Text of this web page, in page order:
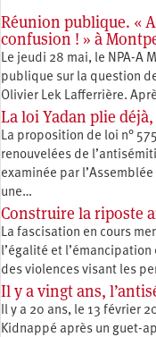
Réunion publique. «
confusion ! » à
Le jeudi 28 mai, le NPA-A
publique sur la question
Olivier Lek Lafferrière.
La loi Yadan plie
La proposition de loi n°
renouvelées de
examinée par
une…
Construire la riposte
La fascisation en cours
l’égalité et
des violences visant les
Il y a vingt ans,
Il y a 20 ans, le 13 février
Kidnappé après un guet-